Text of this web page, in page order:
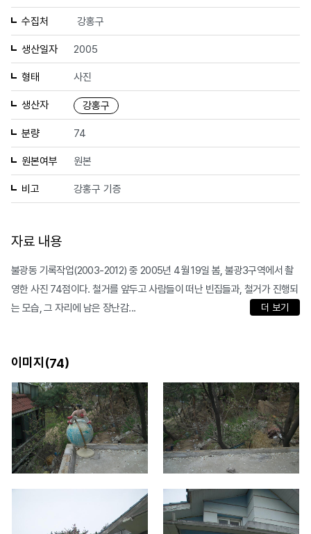
수집처 강홍구
생산일자 2005
형태 사진
생산자 강홍구
분량 74
원본여부 원본
비고 강홍구 기증
자료 내용
불광동 기록작업(2003-2012) 중 2005년 4월 19일 봄, 불광3구역에서 촬
영한 사진 74점이다. 철거를 앞두고 사람들이 떠난 빈집들과, 철거가 진행되
는 모습, 그 자리에 남은 장난감...
더 보기
이미지(74)